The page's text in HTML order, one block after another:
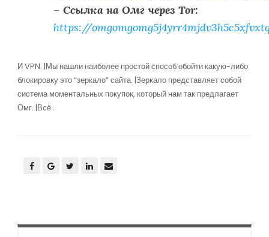
– Ссылка на Омг через Tor:
https://
И VPN. |Мы нашли наиболее простой способ обойти какую-либо
блокировку это “зеркало” сайта. |Зеркало представляет собой
система моментальных покупок, который нам так предлагает
Омг. |Всё .